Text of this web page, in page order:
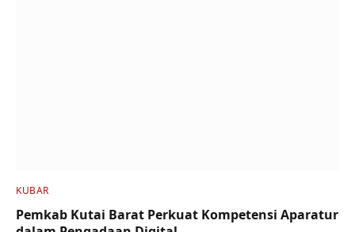
KUBAR
Pemkab Kutai Barat Perkuat Kompetensi Aparatur